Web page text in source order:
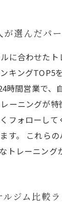
選んだパ
に合わせた
ングTOP5
間営業で
ーニングが
フォローし
す。 これら
レーニング
ジム比較